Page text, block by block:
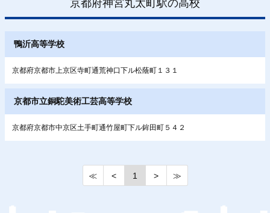
京都府神宮丸太町駅の高校
鴨沂高等学校
京都府京都市上京区寺町通荒神口下ル松蔭町１３１
京都市立銅駝美術工芸高等学校
京都府京都市中京区土手町通竹屋町下ル鉾田町５４２
≪ < 1 > ≫